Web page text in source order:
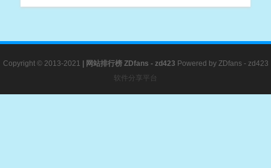
Copyright © 2013-2021 网站排行榜ZDfans - zd423 Powered by ZDfans - zd423
软件分享平台